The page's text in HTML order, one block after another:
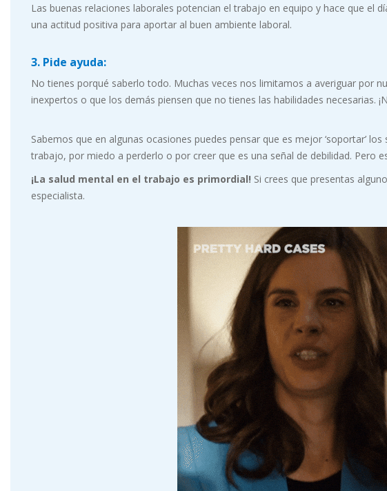
Las buenas relaciones laborales potencian el trabajo en equipo y hace que el
una actitud positiva para aportar al buen ambiente laboral.
3. Pide ayuda:
No tienes porqué saberlo todo. Muchas veces nos limitamos a averiguar por
inexpertos o que los demás piensen que no tienes las habilidades necesarias.
Sabemos que en algunas ocasiones puedes pensar que es mejor ‘soportar’
trabajo, por miedo a perderlo o por creer que es una señal de debilidad. Pero
¡La salud mental en el trabajo es primordial! Si crees que presentas
especialista.